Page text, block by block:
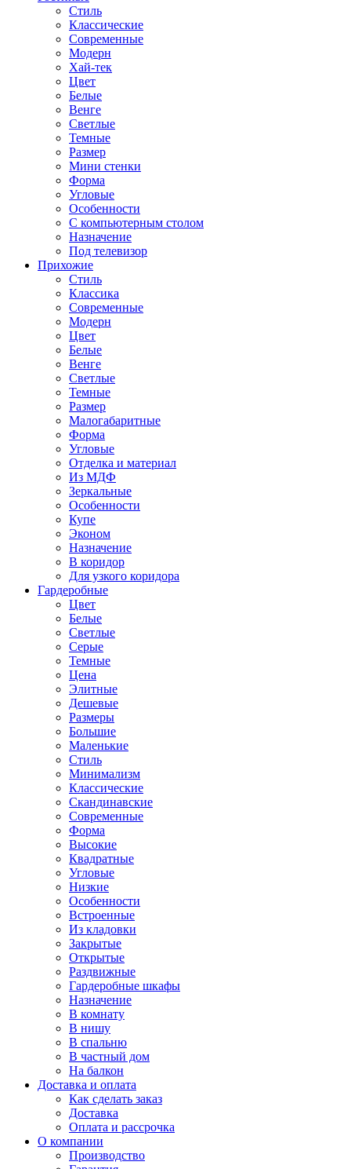
Стиль
Классические
Современные
Модерн
Хай-тек
Цвет
Белые
Венге
Светлые
Темные
Размер
Мини стенки
Форма
Угловые
Особенности
С компьютерным столом
Назначение
Под телевизор
Прихожие
Стиль
Классика
Современные
Модерн
Цвет
Белые
Венге
Светлые
Темные
Размер
Малогабаритные
Форма
Угловые
Отделка и материал
Из МДФ
Зеркальные
Особенности
Купе
Эконом
Назначение
В коридор
Для узкого коридора
Гардеробные
Цвет
Белые
Светлые
Серые
Темные
Цена
Элитные
Дешевые
Размеры
Большие
Маленькие
Стиль
Минимализм
Классические
Скандинавские
Современные
Форма
Высокие
Квадратные
Угловые
Низкие
Особенности
Встроенные
Из кладовки
Закрытые
Открытые
Раздвижные
Гардеробные шкафы
Назначение
В комнату
В нишу
В спальню
В частный дом
На балкон
Доставка и оплата
Как сделать заказ
Доставка
Оплата и рассрочка
О компании
Производство